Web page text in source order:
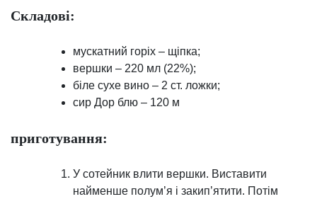
Складові:
мускатний горіх – щіпка;
вершки – 220 мл (22%);
біле сухе вино – 2 ст. ложки;
сир Дор блю – 120 м
приготування:
У сотейник влити вершки. Виставити
найменше полум’я і закип’ятити. Потім